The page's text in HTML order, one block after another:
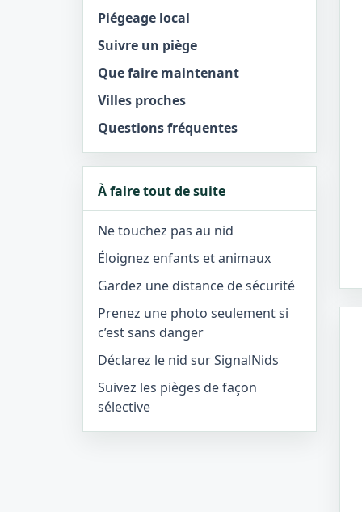
Piégeage local
Suivre un piège
Que faire maintenant
Villes proches
Questions fréquentes
À faire tout de suite
Ne touchez pas au nid
Éloignez enfants et animaux
Gardez une distance de sécurité
Prenez une photo seulement si
c’est sans danger
Déclarez le nid sur SignalNids
Suivez les pièges de façon
sélective